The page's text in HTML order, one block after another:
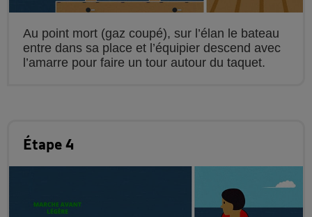
Au point mort (gaz coupé), sur l’élan le bateau
entre dans sa place et l’équipier descend avec
l’amarre pour faire un tour autour du taquet.
Étape 4